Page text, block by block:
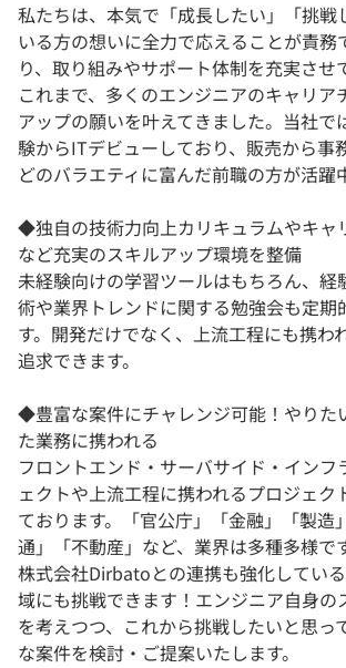
私たちは、本気で「成長したい」「挑戦
いる方の想いに全力で応えることが責務
り、取り組みやサポート体制を充実させ
これまで、多くのエンジニアのキャリア
アップの願いを叶えてきました。当社で
験からITデビューしており、販売から事
どのバラエティに富んだ前職の方が活躍
◆独自の技術力向上カリキュラムやキャ
など充実のスキルアップ環境を整備
未経験向けの学習ツールはもちろん、経
術や業界トレンドに関する勉強会も定期
す。開発だけでなく、上流工程にも携わ
追求できます。
◆豊富な案件にチャレンジ可能！やりた
た業務に携われる
フロントエンド・サーバサイド・インフ
ェクトや上流工程に携われるプロジェク
ております。「官公庁」「金融」「製造
通」「不動産」など、業界は多種多様で
株式会社Dirbatoとの連携も強化してい
域にも挑戦できます！エンジニア自身の
を考えつつ、これから挑戦したいと思っ
な案件を検討・ご提案いたします。